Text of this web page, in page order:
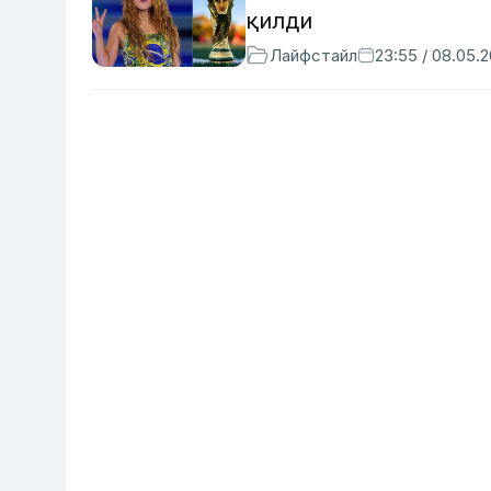
қилди
Лайфстайл 23:55 /